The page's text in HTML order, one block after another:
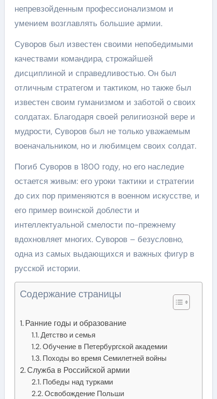
непревзойденным профессионализмом и
умением возглавлять большие армии.
Суворов был известен своими непобедимыми
качествами командира, строжайшей
дисциплиной и справедливостью. Он был
отличным стратегом и тактиком, но также был
известен своим гуманизмом и заботой о своих
солдатах. Благодаря своей религиозной вере и
мудрости, Суворов был не только уважаемым
военачальником, но и любимцем своих солдат.
Погиб Суворов в 1800 году, но его наследие
остается живым: его уроки тактики и стратегии
до сих пор применяются в военном искусстве, и
его пример воинской доблести и
интеллектуальной смелости по-прежнему
вдохновляет многих. Суворов – безусловно,
одна из самых выдающихся и важных фигур в
русской истории.
Содержание страницы
Ранние годы и образование
Детство и семья
Обучение в Петербургской академии
Походы во время Семилетней войны
Служба в Российской армии
Победы над турками
Освобождение Польши